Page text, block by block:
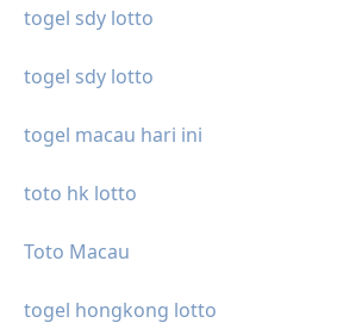
togel sdy lotto
togel sdy lotto
togel macau hari ini
toto hk lotto
Toto Macau
togel hongkong lotto